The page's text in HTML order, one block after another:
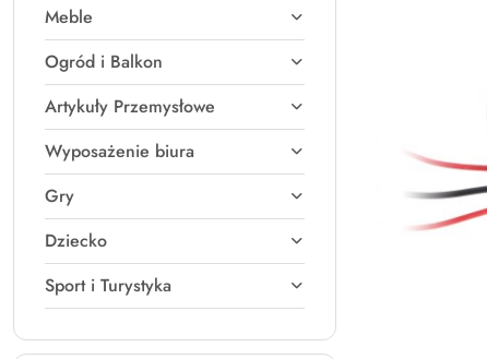
Meble
Ogród i Balkon
Artykuły Przemysłowe
Wyposażenie biura
Gry
Dziecko
Sport i Turystyka